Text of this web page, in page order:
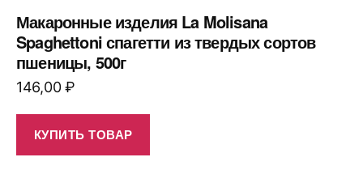
Макаронные изделия La Molisana
Spaghettoni спагетти из твердых сортов
пшеницы, 500г
146,00₽
КУПИТЬ ТОВАР